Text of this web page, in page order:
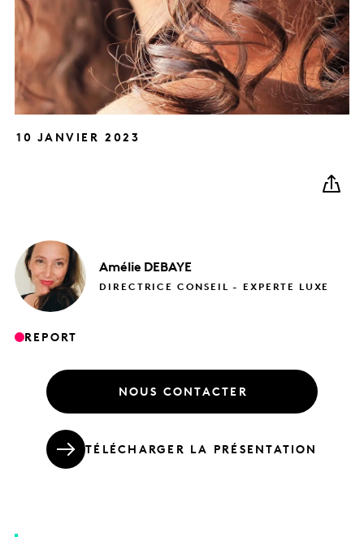
10 JANVIER 2023
Amélie DEBAYE
DIRECTRICE CONSEIL - EXPERTE LUXE
REPORT
NOUS CONTACTER
TÉLÉCHARGER LA PRÉSENTATION